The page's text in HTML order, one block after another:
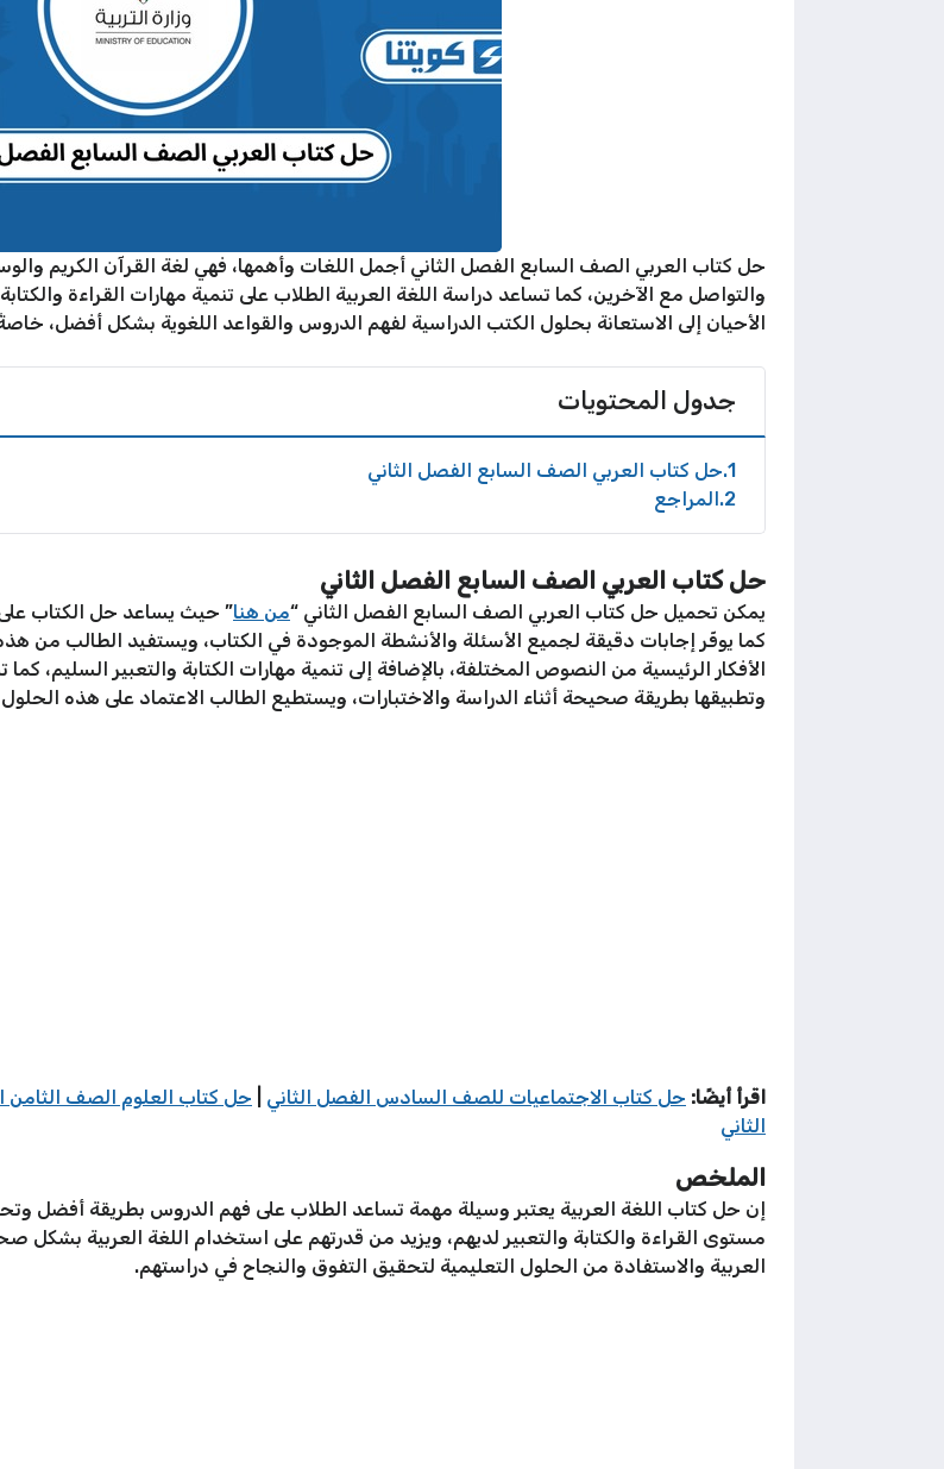
حل كتاب العربي الصف السابع الفصل الثاني أجمل اللغات وأهمها، فهي لغة القرآن الكريم
والتواصل مع الآخرين، كما تساعد دراسة اللغة العربية الطلاب على تنمية مهارات القراءة
الأحيان إلى الاستعانة بحلول الكتب الدراسية لفهم الدروس والقواعد اللغوية بشكل أفضل،
جدول المحتويات
1 حل كتاب العربي الصف السابع الفصل الثاني
2 المراجع
حل كتاب العربي الصف السابع الفصل الثاني
يمكن تحميل حل كتاب العربي الصف السابع الفصل الثاني “من هنا” حيث يساعد حل الكتاب
كما يوفّر إجابات دقيقة لجميع الأسئلة والأنشطة الموجودة في الكتاب، ويستفيد الطالب من
الأفكار الرئيسية من النصوص المختلفة، بالإضافة إلى تنمية مهارات الكتابة والتعبير السليم،
وتطبيقها بطريقة صحيحة أثناء الدراسة والاختبارات، ويستطيع الطالب الاعتماد على هذه
اقرأ أيضًا: حل كتاب الاجتماعيات للصف السادس الفصل الثاني حل كتاب العلوم الصف الثامن
الثاني
الملخص
إن حل كتاب اللغة العربية يعتبر وسيلة مهمة تساعد الطلاب على فهم الدروس بطريقة أفضل
مستوى القراءة والكتابة والتعبير لديهم، ويزيد من قدرتهم على استخدام اللغة العربية
العربية والاستفادة من الحلول التعليمية لتحقيق التفوق والنجاح في دراستهم.